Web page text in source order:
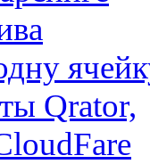
Qrator,